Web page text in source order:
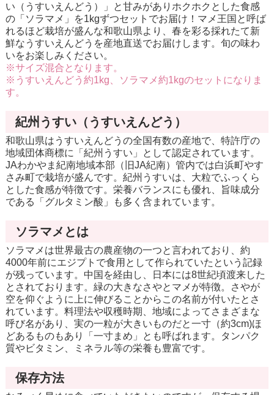
い（うすいえんどう）」と甘みがありホクホクとした食感
の「ソラマメ」を1kgずつセットでお届け！マメ王国と呼ば
れるほど栽培が盛んな和歌山県より、春を彩る採れたて新
鮮なうすいえんどうを産地直送でお届けします。旬の味わ
いをお楽しみください。
※サイズ混合となります。
※うすいえんどう約1kg、ソラマメ約1kgのセットになりま
す。
紀州うすい（うすいえんどう）
和歌山県はうすいえんどうの全国有数の産地で、特許庁の
地域団体商標に「紀州うすい」として認定されています。
JAわかやま紀南地域本部（旧JA紀南）管内では白浜町やす
さみ町で栽培が盛んです。紀州うすいは、大粒でふっくら
とした食感が特徴です。栄養バランスにも優れ、旨味成分
である「グルタミン酸」も多く含まれています。
ソラマメとは
ソラマメは世界最古の農産物の一つと言われており、約
4000年前にエジプトで食用として作られていたという記録
が残っています。中国を経由し、日本には8世紀頃渡来した
とされております。緑の大きなさやとマメが特徴。さやが
空を仰ぐように上に伸びることからこの名前が付いたとさ
れています。料理法や収穫時期、地域によってさまざまな
呼び名があり、実の一粒が大きいものだと一寸（約3cm)ほ
どあるものもあり「一寸まめ」とも呼ばれます。タンパク
質やビタミン、ミネラル等の栄養も豊富です。
保存方法